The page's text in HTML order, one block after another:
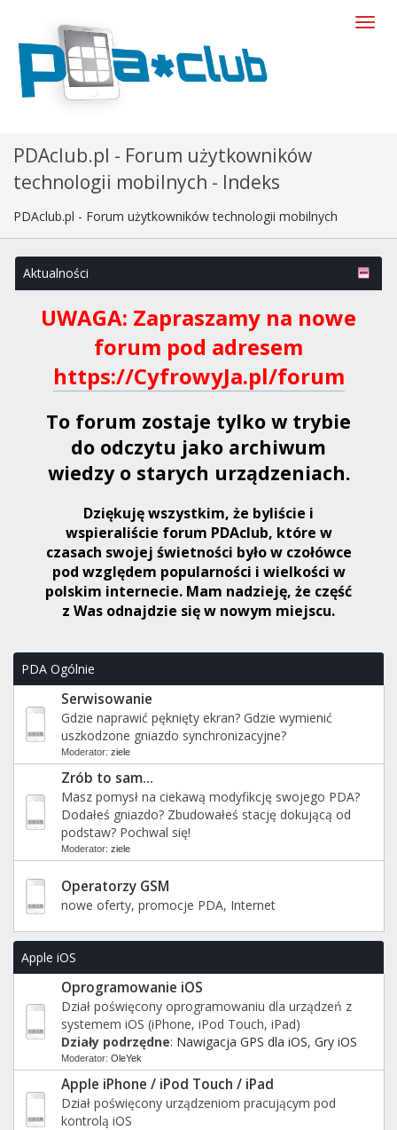
PDAclub.pl - Forum użytkowników
technologii mobilnych - Indeks
PDAclub.pl - Forum użytkowników technologii mobilnych
Aktualności
UWAGA: Zapraszamy na nowe
forum pod adresem
https://CyfrowyJa.pl/forum
To forum zostaje tylko w trybie
do odczytu jako archiwum
wiedzy o starych urządzeniach.
Dziękuję wszystkim, że byliście i
wspieraliście forum PDAclub, które w
czasach swojej świetności było w czołówce
pod względem popularności i wielkości w
polskim internecie. Mam nadzieję, że część
z Was odnajdzie się w nowym miejscu.
PDA Ogólnie
Serwisowanie
Gdzie naprawić pęknięty ekran? Gdzie wymienić
uszkodzone gniazdo synchronizacyjne?
Moderator: ziele
Zrób to sam...
Masz pomysł na ciekawą modyfikcję swojego PDA?
Dodałeś gniazdo? Zbudowałeś stację dokującą od
podstaw? Pochwal się!
Moderator: ziele
Operatorzy GSM
nowe oferty, promocje PDA, Internet
Apple iOS
Oprogramowanie iOS
Dział poświęcony oprogramowaniu dla urządzeń z
systemem iOS (iPhone, iPod Touch, iPad)
Działy podrzędne: Nawigacja GPS dla iOS, Gry iOS
Moderator: OleYek
Apple iPhone / iPod Touch / iPad
Dział poświęcony urządzeniom pracującym pod
kontrolą iOS